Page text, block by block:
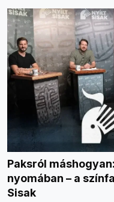
Paksról
nyomában – a
Sisak